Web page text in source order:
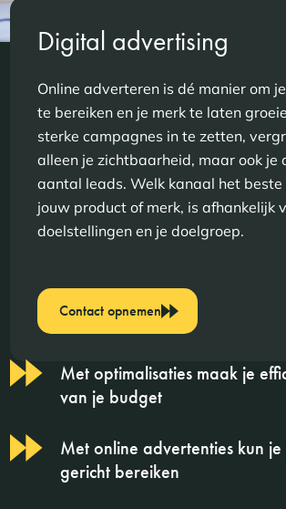
Digital advertising
Online adverteren is dé manier om
te bereiken en je merk te laten
sterke campagnes in te zetten,
alleen je zichtbaarheid, maar ook je
aantal leads. Welk kanaal het
jouw product of merk, is afhankelijk
doelstellingen en je doelgroep.
Contact opnemen
Met optimalisaties maak je
van je budget
Met online advertenties kun
gericht bereiken